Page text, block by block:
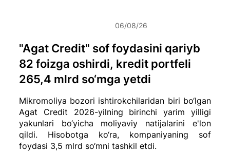
Mikromoliya bozori ishtirokchilaridan biri bo‘lgan
Agat Credit 2026-yilning birinchi yarim yilligi
yakunlari bo‘yicha moliyaviy natijalarini e'lon
qildi. Hisobotga ko‘ra, kompaniyaning sof
foydasi 3,5 mlrd so‘mni tashkil etdi.
"Agat Credit" sof foydasini qariyb
82 foizga oshirdi, kredit portfeli
265,4 mlrd so‘mga yetdi
06/08/26